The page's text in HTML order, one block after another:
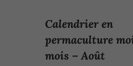
Calendrier en
permaculture
mois – Août